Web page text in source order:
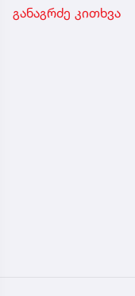
განაგრძე კითხვა